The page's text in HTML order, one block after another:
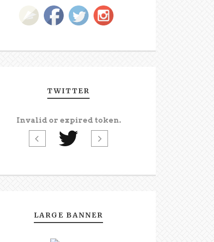
TWITTER
Invalid or expired token.
LARGE BANNER